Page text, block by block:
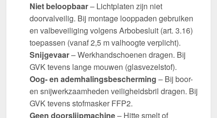
Niet beloopbaar– Lichtplaten zijn niet
doorvalveilig. Bij montage looppaden gebruiken
en valbeveiliging volgens Arbobesluit (art. 3.16)
toepassen (vanaf 2,5 m valhoogte verplicht).
Snijgevaar– Werkhandschoenen dragen. Bij
GVK tevens lange mouwen (glasvezelstof).
Oog- en ademhalingsbescherming – Bij boor-
en snijwerkzaamheden veiligheidsbril dragen. Bij
GVK tevens stofmasker FFP2.
Geen doorslijpmachine– Hitte smelt of